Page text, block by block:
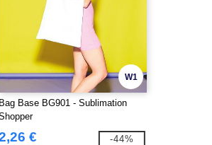
W1
Bag Base BG901 - Sublimation
€ -44%